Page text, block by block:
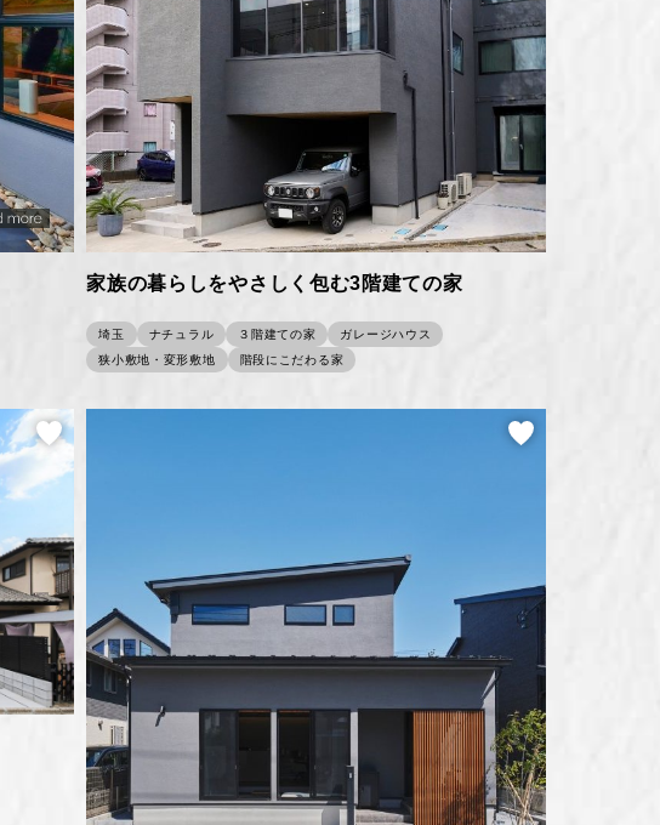
家族の暮らしをやさしく包む3階建ての家
埼玉 ナチュラル ３階建ての家
ガレージハウス
狭小敷地・変形敷地
階段にこだわる家